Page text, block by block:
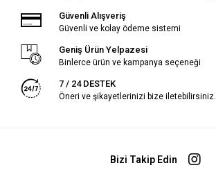
Güvenli Alışveriş
Güvenli ve kolay ödeme sistemi
Geniş Ürün Yelpazesi
Binlerce ürün ve kampanya seçeneği
7 / 24 DESTEK
Öneri ve şikayetlerinizi bize iletebilirsiniz.
Bizi Takip Edin